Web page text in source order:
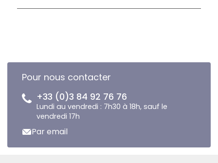
Pour nous contacter
+33 (0)3 84 92 76 76
Lundi au vendredi : 7h30 à 18h, sauf le
vendredi 17h
Par email